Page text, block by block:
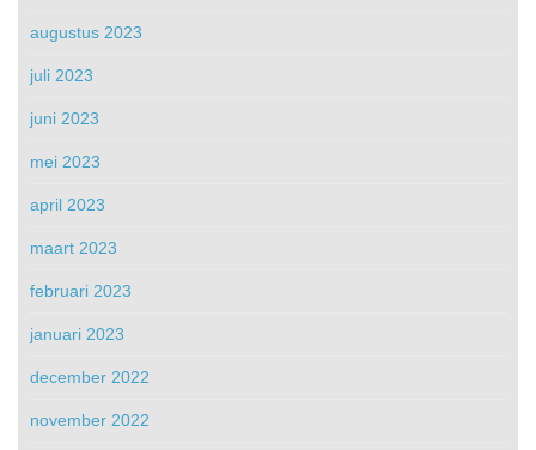
augustus 2023
juli 2023
juni 2023
mei 2023
april 2023
maart 2023
februari 2023
januari 2023
december 2022
november 2022